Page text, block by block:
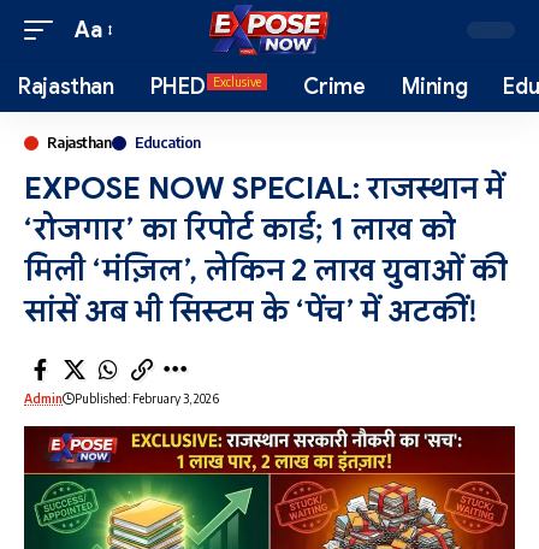
Aa
Rajasthan PHED Exclusive Crime Mining
Rajasthan Education
EXPOSE NOW SPECIAL: राजस्थान में
‘रोजगार’ का रिपोर्ट कार्ड; 1 लाख को
मिली ‘मंज़िल’, लेकिन 2 लाख युवाओं की
सांसें अब भी सिस्टम के ‘पेंच’ में अटकीं!
Admin Published: February 3, 2026